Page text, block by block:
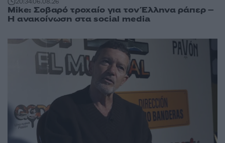
Mike: Σοβαρό τροχαίο για τον Έλληνα ράπερ –
Η ανακοίνωση στα social media